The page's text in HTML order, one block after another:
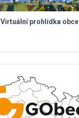
Virtuální prohlídka obce